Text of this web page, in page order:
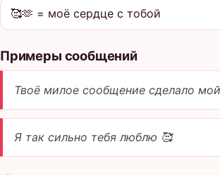
🥰🫶 = моё сердце с тобой
Примеры сообщений
Твоё милое сообщение сделало
Я так сильно тебя люблю 🥰